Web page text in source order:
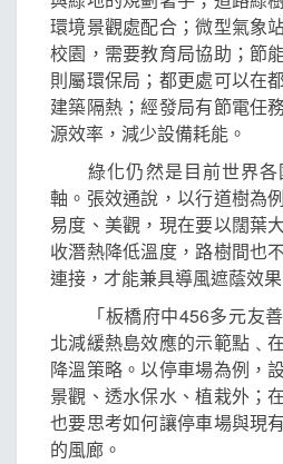
環境景觀處配合；微型氣象
校園，需要教育局協助；節
則屬環保局；都更處可以在
建築隔熱；經發局有節電任
源效率，減少設備耗能。
綠化仍然是目前世界各
軸。張效通說，以行道樹為
易度、美觀，現在要以闊葉
收潛熱降低溫度，路樹間也
連接，才能兼具導風遮蔭效果
「板橋府中456多元友善
北減緩熱島效應的示範點﹑
降溫策略。以停車場為例，
景觀、透水保水、植栽外；
也要思考如何讓停車場與現
的風廊。